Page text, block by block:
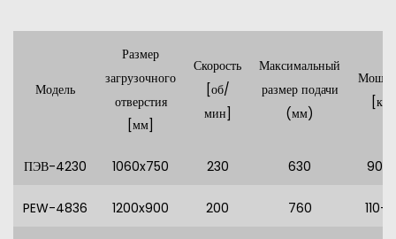
Модель
Размер
загрузочного
отверстия
[мм]
Скорость
[об/
мин]
Максимальный
размер подачи
(мм)
ПЭВ-4230 1060x750 230 630 90-
PEW-4836 1200x900 200 760 110-